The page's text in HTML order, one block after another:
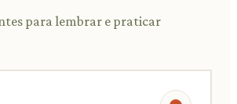
para lembrar e praticar